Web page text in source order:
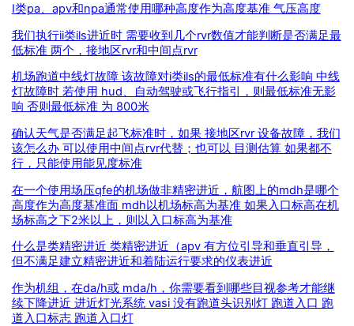
I类pa、apv和npa通常使用哪种高度作为高度基准 气压高度
我们执行ii类ils进近时 需要收到几个rvr数值才能判断是否满足最
低标准 两个，接地区rvr和中间点rvr
机场跑道中线灯故障 该故障对i类ils的最低标准有什么影响 中线
灯故障时 若使用 hud、自动驾驶或飞行指引，则最低标准无影
响 否则最低标准 为 800米
确认天气是否满足起飞标准时，如果 接地区rvr 设备故障，我们
该怎么办 可以使用中间点rvr代替；也可以 目测估算 如果都不
行，只能使用能见度标准
在一个使用场压qfe的机场做非精密进近，航图上的mdh是哪个
高度作为高度基准面 mdh以机场标高为基准 如果入口标高在机
场标高之下2米以上，则以入口标高为基准
什么是类精密进近 类精密进近（apv 有方位引导和垂直引导，
但不满足建立精密进近和着陆运行要求的仪表进近
作为机组，在da/h或 mda/h，你需要看到哪些目视参考才能继
续下降进近 进近灯光系统 vasi 没有跑道头识别灯 跑道入口 跑
道入口标志 跑道入口灯